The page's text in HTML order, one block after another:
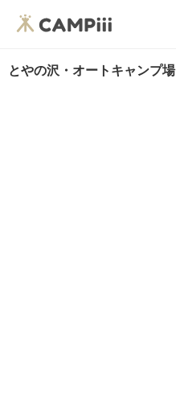
とやの沢・オートキャンプ場